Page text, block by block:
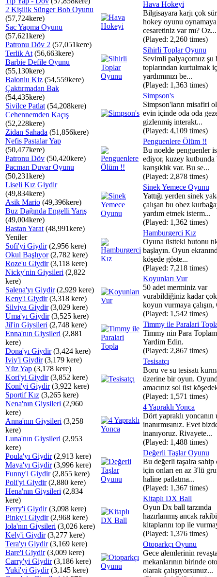
2 Kişilik Sünger Bob Oyunu
(57,724kere)
Sac Yapma Oyunu
(57,621kere)
Patronu Döv 2 (57,051kere)
Terlik At (56,663kere)
Barbie Defile Oyunu
(55,130kere)
Balonlu Kiz (54,559kere)
Çaktırmadan Bak
(54,435kere)
Sivilce Patlat (54,208kere)
Cehennemden Kaçış
(52,228kere)
Zidan Sahada (51,856kere)
Nefis Pastalar Yap
(50,477kere)
Patronu Döv (50,420kere)
Pacman Duvar Oyunu
(50,231kere)
Liseli Kız Giydir
(49,834kere)
Asik Mario (49,396kere)
Buz Dağında Engelli Yarış
(49,004kere)
Bastan Yarat (48,991kere)
Yeniler
Sofi'yi Giydir(2,956 kere)
Okul Başlıyor(2,782 kere)
Roze'u Giydir(3,118 kere)
Nicky'nin Giysileri (2,822
kere)
Salena'yı Giydir(2,929 kere)
Keny'i Giydir(3,318 kere)
Silviya Giydir(3,029 kere)
Uma'yı Giydir(3,525 kere)
Jil'in Giysileri (2,748 kere)
Enna'nın Giysileri (2,881
kere)
Dona'yı Giydir(3,424 kere)
Iviy'i Giydir(3,179 kere)
Yüz Yap (3,178 kere)
Kori'yi Giydir(3,852 kere)
Koni'yi Giydir(3,922 kere)
Sportif Kız (3,265 kere)
Nena'nın Giysileri (2,960
kere)
Anna'nın Giysileri (3,258
kere)
Luna'nın Giysileri (2,953
kere)
Poula'yı Giydir(2,913 kere)
Maya'yı Giydir(3,996 kere)
Funny'i Giydir(2,855 kere)
Poli'yi Giydir(2,880 kere)
Hena'nın Giysileri (2,834
kere)
Ferry'i Giydir(3,098 kere)
Pinky'i Giydir(2,968 kere)
lola'nın Giysileri (3,026 kere)
Kely'i Giydir(3,277 kere)
Tera'yı Giydir(3,169 kere)
Bare'i Giydir(3,009 kere)
Carry'yi Giydir(3,186 kere)
Yuki'yi Giydir(3,145 kere)
Hava Hokeyi
Bilgisayara karjı çok
hokey oyunu oynamaya
cesaretiniz var mı? Oz...
(Played: 2,260 times)
Sihirli Toplar Oyunu
Sevimli palyaçomuz
toplarından kurtulmak
yardımınızı be...
(Played: 1,363 times)
Simpson's
Simpson'ların misafiri
evin içinde oda oda
gizlenmiş interakt...
(Played: 4,109 times)
Penguenlere Ölüm !!
Bu noelde penguenler
ediyor, kuzey kutbunda
karışıklık var. Bu se...
(Played: 2,878 times)
Sinek Yemece Oyunu
Yattığı yerden sinek
çalışan bu obez
yardım etmek isterm...
(Played: 1,362 times)
Hamburgerci Kız
Oyuna üstteki butonu
başlayın. Oyun
köşede göste...
(Played: 7,218 times)
Koyunları Vur
50 adet merminiz var
vurabildiğiniz kadar çok
koyun vurmaya çalışın,
(Played: 1,542 times)
Timmy ile Paralari
Timmy nin Para
Yardim Edin.
(Played: 2,867 times)
Tesisatçı
Boru ve su tesisatı
üzerine bir oyun.
amacınız sol üst
(Played: 1,571 times)
4 Yapraklı Yonca
Dört yapraklı yoncanın
inanırmısınız. Evet
inanıyoruz. Rivayete...
(Played: 1,488 times)
Değerli Taşlar Oyunu
Bu değerli taşalra sahip
için onları en az 3'lü
haline patlatma...
(Played: 1,367 times)
Kitaplı DX Ball
Oyun Dx ball tarzında
hazırlanmış ancak
kitaplarını top ile
(Played: 1,376 times)
Otoparkçı Oyunu
Gece alemlerinin
mekanlarının birinde
olarak çalışıyorsunuz...